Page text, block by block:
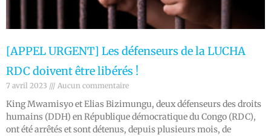
[APPEL URGENT] Les défenseurs de la LUCHA
RDC doivent être libérés !
7 avril 2023 Aucun commentaire
King Mwamisyo et Elias Bizimungu, deux défenseurs des droits
humains (DDH) en République démocratique du Congo (RDC),
ont été arrêtés et sont détenus, depuis plusieurs mois, de